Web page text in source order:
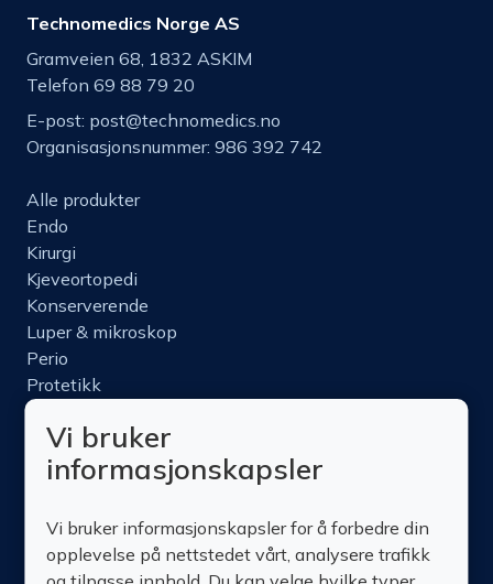
Technomedics Norge AS
Gramveien 68, 1832 ASKIM
Telefon 69 88 79 20
E-post: post@technomedics.no
Organisasjonsnummer: 986 392 742
Alle produkter
Endo
Kirurgi
Kjeveortopedi
Konserverende
Luper & mikroskop
Perio
Protetikk
Roterende
Nettbutikk
Produktinfo
Om oss
Kontakt oss
Vi bruker
informasjonskapsler
Vi bruker informasjonskapsler for å forbedre din
opplevelse på nettstedet vårt, analysere trafikk